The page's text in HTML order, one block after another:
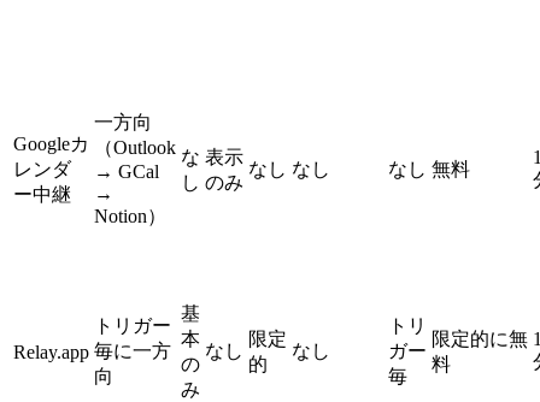
Googleカ
レンダ
ー中継
一方向
（Outlook
→ GCal
→
Notion）
な
し
表示
のみ
なし なし なし 無料
Relay.app
トリガー
毎に一方
向
基
本
の
み
なし
限定
的
なし
トリ
ガー
毎
限定的に無
料